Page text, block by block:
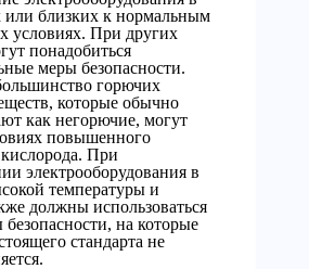
близких к нормальным
условиях. При других
понадобиться
меры безопасности.
горючих
которые обычно
как негорючие, могут
повышенного
При
электрооборудования в
температуры и
должны использоваться
на которые
стандарта не